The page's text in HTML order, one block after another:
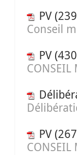
PV
Conseil
PV
PV